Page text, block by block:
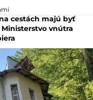
cestách majú byť
vnútra